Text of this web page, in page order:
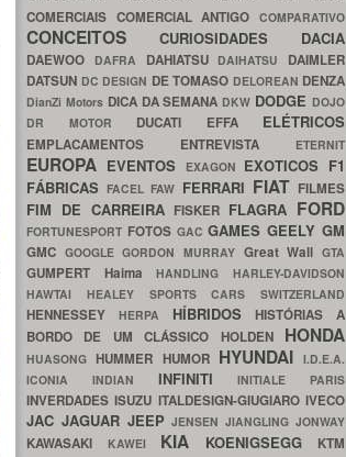
COMERCIAIS COMERCIAL ANTIGOCOMPARATIVO
CONCEITOS CURIOSIDADES DACIA
DAEWOO DAFRA DAHIATSU DAIHATSU DAIMLER
DATSUN DC DESIGN DE TOMASO DELOREAN DENZA
DianZi Motors DICA DA SEMANA DKW DODGE DOJO
DR MOTOR DUCATI EFFA ELÉTRICOS
EMPLACAMENTOS ENTREVISTA ETERNIT
EUROPA EVENTOS EXAGON EXOTICOS F1
FÁBRICASFACELFAW FERRARI FIAT FILMES
FIM DE CARREIRA FISKER FLAGRA FORD
FORTUNESPORT FOTOS GACGAMESGEELYGM
GMC GOOGLEGORDON MURRAY Great WallGTA
GUMPERT HaimaHANDLINGHARLEY-DAVIDSON
HAWTAI HEALEY SPORTS CARS SWITZERLAND
HENNESSEY HERPA HÍBRIDOSHISTÓRIAS A
BORDO DE UM CLÁSSICO HOLDEN HONDA
HUASONGHUMMER HUMOR HYUNDAI I.D.E.A.
ICONIA INDIAN INFINITIINITIALE PARIS
INVERDADESISUZU ITALDESIGN-GIUGIAROIVECO
JAC JAGUAR JEEPJENSENJIANGLINGJONWAY
KAWASAKI KAWEI KIA KOENIGSEGG KTM